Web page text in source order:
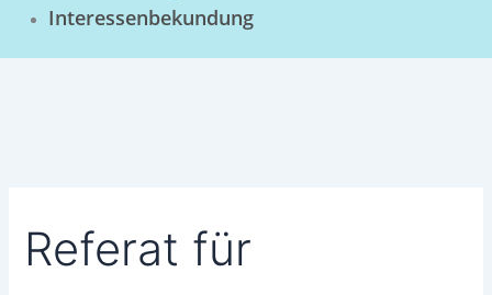
Interessenbekundung
Referat für